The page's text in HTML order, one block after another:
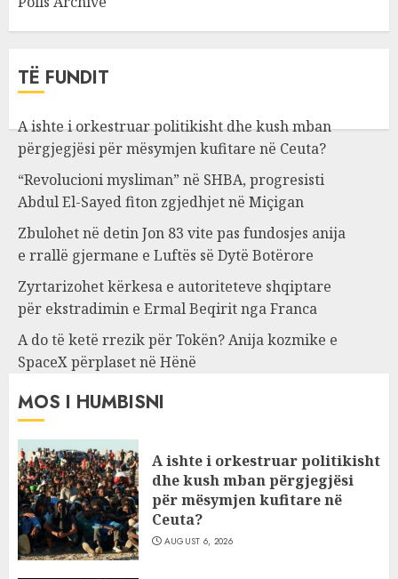
TË FUNDIT
A ishte i orkestruar politikisht dhe kush mban
përgjegjësi për mësymjen kufitare në Ceuta?
“Revolucioni mysliman” në SHBA, progresisti
Abdul El-Sayed fiton zgjedhjet në Miçigan
Zbulohet në detin Jon 83 vite pas fundosjes anija
e rrallë gjermane e Luftës së Dytë Botërore
Zyrtarizohet kërkesa e autoriteteve shqiptare
për ekstradimin e Ermal Beqirit nga Franca
A do të ketë rrezik për Tokën? Anija kozmike e
SpaceX përplaset në Hënë
MOS I HUMBISNI
A ishte i orkestruar politikisht
dhe kush mban përgjegjësi
për mësymjen kufitare në
Ceuta?
AUGUST 6, 2026